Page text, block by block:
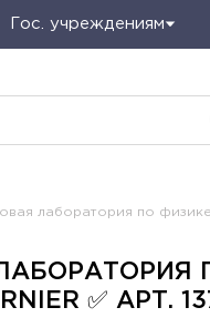
Гос. учреждениям
лаборатория по
✅ АРТ.